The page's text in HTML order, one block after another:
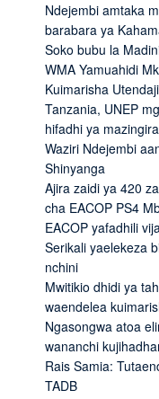
Ndejembi amtaka
barabara ya
Soko bubu la
WMA Yamuahidi
Kuimarisha
Tanzania, UNEP
hifadhi ya mazingira
Waziri Ndejembi
Shinyanga
Ajira zaidi ya 420
cha EACOP PS4
EACOP yafadhili
Serikali yaelekeza
nchini
Mwitikio dhidi ya
waendelea
Ngasongwa atoa
wananchi
Rais Samia:
TADB